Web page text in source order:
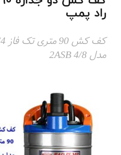
راد پمپ
مدل 2ASB 4/8